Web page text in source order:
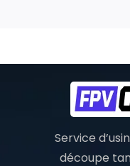
Service
découpe